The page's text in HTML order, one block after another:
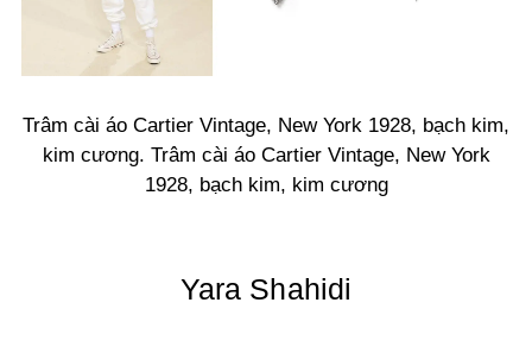
Trâm cài áo Cartier Vintage, New York 1928, bạch kim,
kim cương. Trâm cài áo Cartier Vintage, New York
1928, bạch kim, kim cương
Yara Shahidi